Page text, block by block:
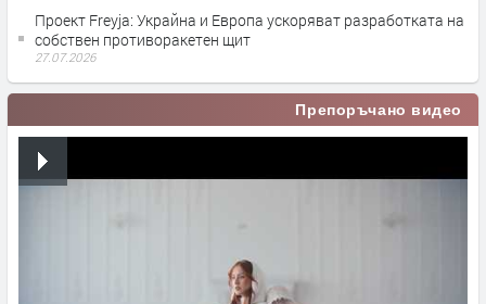
Проект Freyja: Украйна и Европа ускоряват разработката на
собствен противоракетен щит
27.07.2026
Препоръчано видео